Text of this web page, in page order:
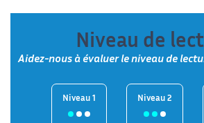
Niveau de
Aidez-nous à évaluer le niveau de
Niveau 1 Niveau 2